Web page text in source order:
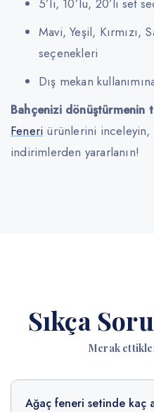
5’li, 10’lu, 20’li set
Mavi, Yeşil, Kırmızı,
seçenekleri
Dış mekan
Bahçenizi dönüştürmenin
Feneri ürünlerini inceleyin,
indirimlerden yararlanın!
Sıkça
Merak
Ağaç feneri setinde kaç